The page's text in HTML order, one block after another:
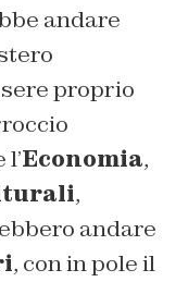
andare
proprio
Economia,
,
andare
, con in pole il